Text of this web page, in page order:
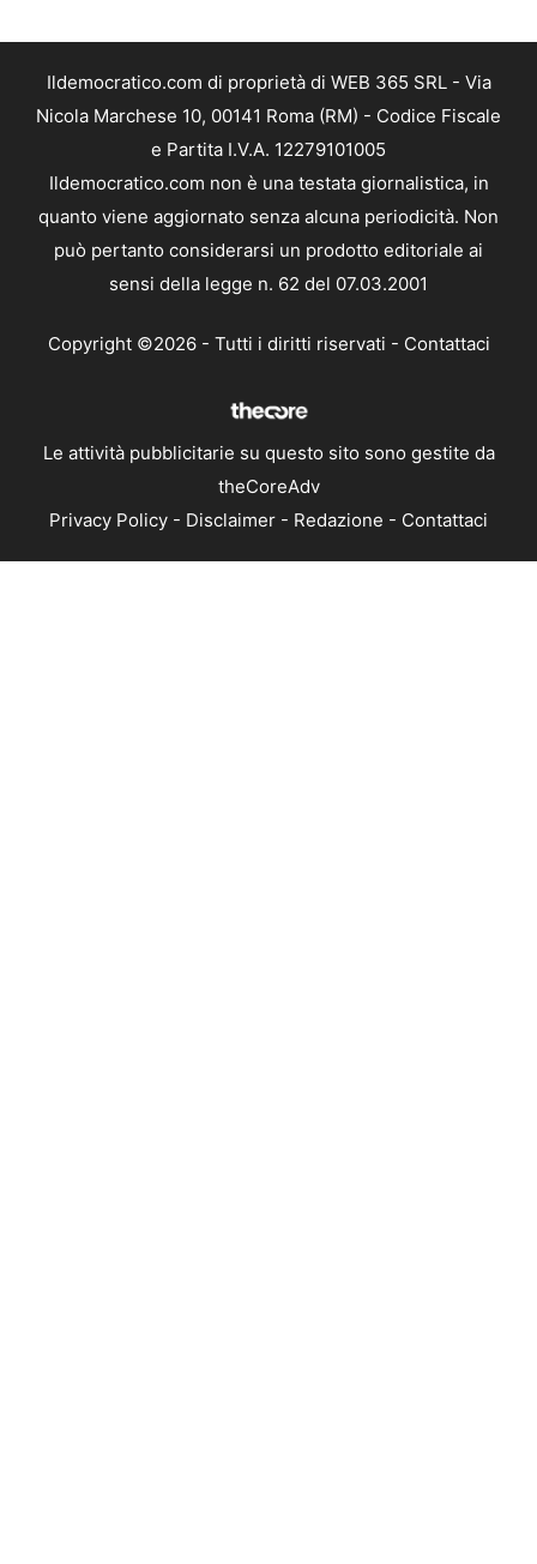
Ildemocratico.com di proprietà di WEB 365 SRL - Via
Nicola Marchese 10, 00141 Roma (RM) - Codice Fiscale
e Partita I.V.A. 12279101005
Ildemocratico.com non è una testata giornalistica, in
quanto viene aggiornato senza alcuna periodicità. Non
può pertanto considerarsi un prodotto editoriale ai
sensi della legge n. 62 del 07.03.2001
Copyright ©2026 - Tutti i diritti riservati - Contattaci
Le attività pubblicitarie su questo sito sono gestite da
theCoreAdv
Privacy Policy - Disclaimer - Redazione - Contattaci